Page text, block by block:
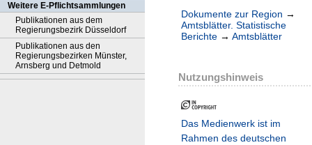
Weitere E-Pflichtsammlungen
Publikationen aus dem
Regierungsbezirk Düsseldorf
Publikationen aus den
Regierungsbezirken Münster,
Arnsberg und Detmold
Dokumente zur Region →
Amtsblätter. Statistische
Berichte → Amtsblätter
Nutzungshinweis
Das Medienwerk ist im
Rahmen des deutschen